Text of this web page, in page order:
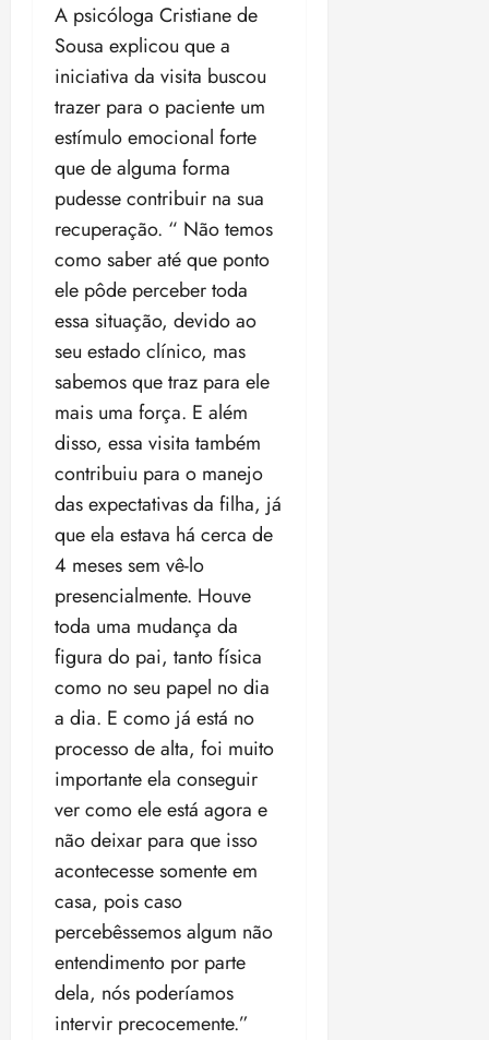
A psicóloga Cristiane de
Sousa explicou que a
iniciativa da visita buscou
trazer para o paciente um
estímulo emocional forte
que de alguma forma
pudesse contribuir na sua
recuperação. “ Não temos
como saber até que ponto
ele pôde perceber toda
essa situação, devido ao
seu estado clínico, mas
sabemos que traz para ele
mais uma força. E além
disso, essa visita também
contribuiu para o manejo
das expectativas da filha, já
que ela estava há cerca de
4 meses sem vê-lo
presencialmente. Houve
toda uma mudança da
figura do pai, tanto física
como no seu papel no dia
a dia. E como já está no
processo de alta, foi muito
importante ela conseguir
ver como ele está agora e
não deixar para que isso
acontecesse somente em
casa, pois caso
percebêssemos algum não
entendimento por parte
dela, nós poderíamos
intervir precocemente.”